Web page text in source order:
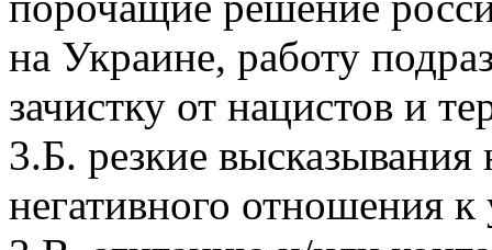
на Украине, работу
зачистку от нацистов и
3.Б. резкие высказывания
негативного отношения